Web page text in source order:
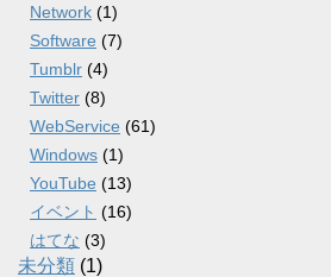
Network (1)
Software (7)
Tumblr (4)
Twitter (8)
WebService (61)
Windows (1)
YouTube (13)
イベント (16)
はてな (3)
未分類 (1)